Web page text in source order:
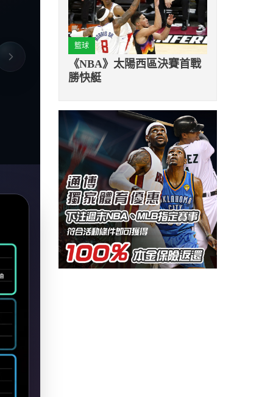
籃球
《NBA》太陽西區決賽首戰
勝快艇